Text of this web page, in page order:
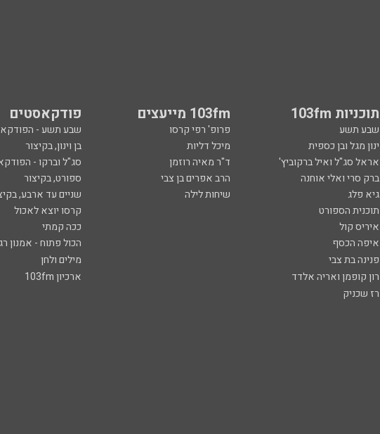
תוכניות 103fm 103fm מייעצים פודקאסטים
שבע תשע פרופ' רפי קרסו שבע תשע -
ינון מגל ובן כספית
מיכל דליות בן וינון, בקיצור
אראל סג"ל ואיל ברקוביץ'
ד"ר מאיה רוזמן סג"ל וברקו -
ברק סרי ואלי אוחנה
הרב אפרים בן צבי ספורט, בקיצור
גיא פלג
שיחות לילה שניים עד ארבע,
תוכנית הספורט
קרסו יוצא לאכול
איריס קול
ככה קמתי
איפה הכסף
הכול פתוח - אמנון
פנינה בת צבי
מילים ולחן
רון קופמן ואריה אלדד
ארכיון 103fm
רז שכניק